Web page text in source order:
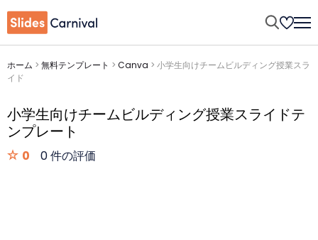
ホーム > 無料テンプレート > Canva > 小学生向けチームビルディング授業スラ
イド
小学生向けチームビルディング授業スライドテ
ンプレート
0 0 件の評価